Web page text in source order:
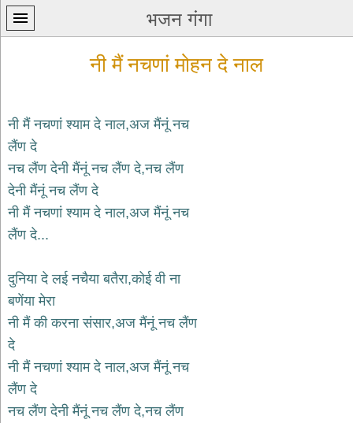
भजन गंगा
प्रथम
पन्ना
home
कृष्ण
भजन
krishna
शिव
भजन
bhajans
भजन
hanuman
bhajans
साईं
नी मैं नचणां मोहन दे नाल
नी मैं नचणां श्याम दे नाल,अज मैंनूं नच
लैंण दे
नच लैंण देनी मैंनूं नच लैंण दे,नच लैंण
देनी मैंनूं नच लैंण दे
नी मैं नचणां श्याम दे नाल,अज मैंनूं नच
लैंण दे...
दुनिया दे लई नचैया बतैरा,कोई वी ना
बणेंया मेरा
नी मैं की करना संसार,अज मैंनूं नच लैंण
दे
नी मैं नचणां श्याम दे नाल,अज मैंनूं नच
लैंण दे
नच लैंण देनी मैंनूं नच लैंण दे,नच लैंण